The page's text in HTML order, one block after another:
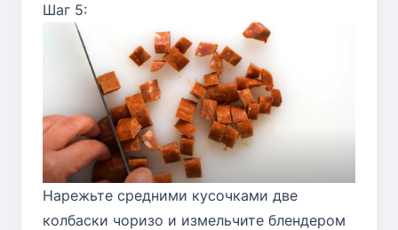
Шаг 5:
Нарежьте средними кусочками две
колбаски чоризо и измельчите блендером